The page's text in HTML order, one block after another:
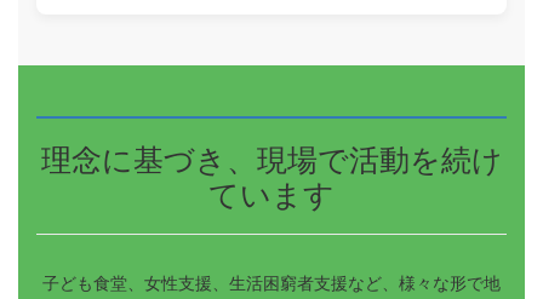
理念に基づき、現場で活動を続け
ています
子ども食堂、女性支援、生活困窮者支援など、様々な形で地